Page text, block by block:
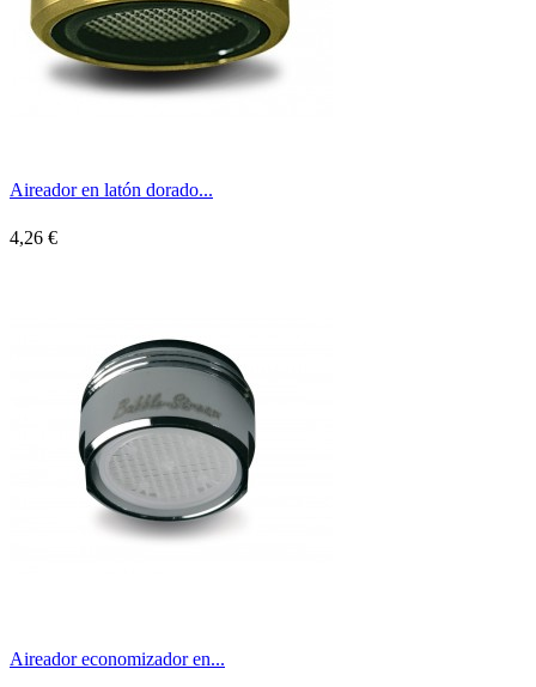
Aireador en latón dorado...
4,26 €
Aireador economizador en...